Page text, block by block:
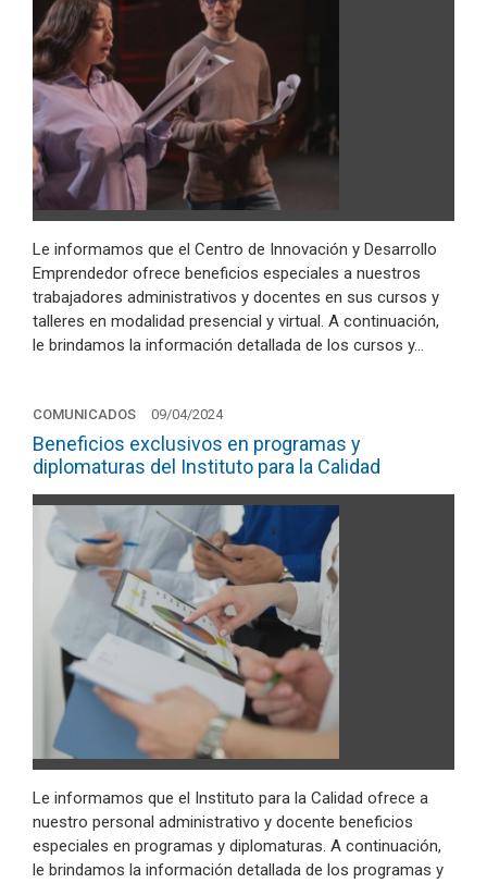
Le informamos que el Centro de Innovación y Desarrollo
Emprendedor ofrece beneficios especiales a nuestros
trabajadores administrativos y docentes en sus cursos y
talleres en modalidad presencial y virtual. A continuación,
le brindamos la información detallada de los cursos y…
COMUNICADOS 09/04/2024
Beneficios exclusivos en programas y
diplomaturas del Instituto para la Calidad
Le informamos que el Instituto para la Calidad ofrece a
nuestro personal administrativo y docente beneficios
especiales en programas y diplomaturas. A continuación,
le brindamos la información detallada de los programas y